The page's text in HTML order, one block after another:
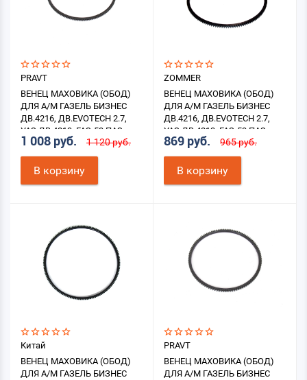
PRAVT
ВЕНЕЦ МАХОВИКА (ОБОД)
ДЛЯ А/М ГАЗЕЛЬ БИЗНЕС
ДВ.4216, ДВ.EVOTECH 2.7,
УАЗ ДВ.4213, ГАЗ-53,ПАЗ
1 008 руб. 1 120 руб.
В корзину
ZOMMER
ВЕНЕЦ МАХОВИКА (ОБОД)
ДЛЯ А/М ГАЗЕЛЬ БИЗНЕС
ДВ.4216, ДВ.EVOTECH 2.7,
УАЗ ДВ.4213, ГАЗ-53,ПАЗ
869 руб. 965 руб.
В корзину
Китай
ВЕНЕЦ МАХОВИКА (ОБОД)
ДЛЯ А/М ГАЗЕЛЬ БИЗНЕС
PRAVT
ВЕНЕЦ МАХОВИКА (ОБОД)
ДЛЯ А/М ГАЗЕЛЬ БИЗНЕС